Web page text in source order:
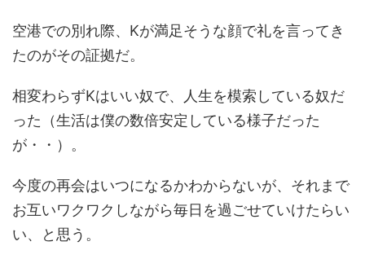
空港での別れ際、Kが満足そうな顔で礼を言ってき
たのがその証拠だ。
相変わらずKはいい奴で、人生を模索している奴だ
った（生活は僕の数倍安定している様子だった
が・・）。
今度の再会はいつになるかわからないが、それまで
お互いワクワクしながら毎日を過ごせていけたらい
い、と思う。